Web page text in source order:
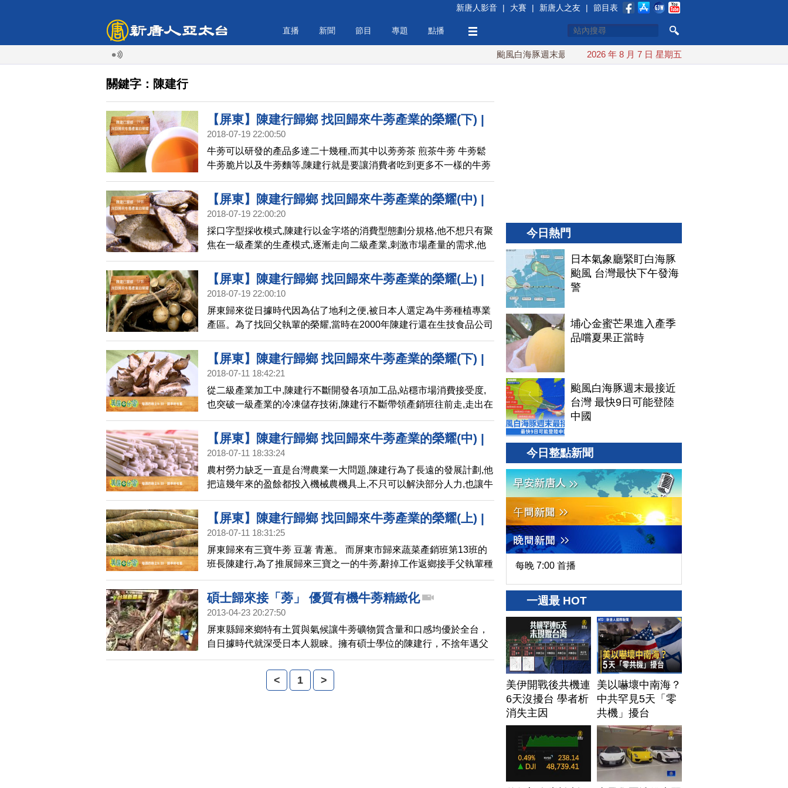
新唐人影音 | 大賽 | 新唐人之友 | 節目表
直播 新聞 節目 專題 點播
颱風白海豚週末最接近台灣 最快9日可能登陸中國
2026 年 8 月 7 日 星期五
關鍵字：陳建行
【屏東】陳建行歸鄉 找回歸來牛蒡產業的榮耀(下) |
產業 | 美麗心台灣(166)下
2018-07-19 22:00:50
牛蒡可以研發的產品多達二十幾種,而其中以蒡蒡茶 煎茶牛蒡 牛蒡鬆
牛蒡脆片以及牛蒡麵等,陳建行就是要讓消費者吃到更多不一樣的牛蒡
產品。牛蒡的生鮮保存冷凍技術,讓一年只有一收的歸來牛蒡,不再擔心
量多時如何在短時間賣完生鮮貨。產量穩定充足無法只靠單一農民去
達成,陳建行組織產銷班,也是集結大家的力量,讓牛蒡產業在農村的農
【屏東】陳建行歸鄉 找回歸來牛蒡產業的榮耀(中) |
產業 | 美麗心台灣(166)中
2018-07-19 22:00:20
採口字型採收模式,陳建行以金字塔的消費型態劃分規格,他不想只有聚
焦在一級產業的生產模式,逐漸走向二級產業,刺激市場產量的需求,他
帶動歸來牛蒡走向廣大的消費市場。以前慣行種植的牛蒡都以外銷鮮
食為主,但有機種植的牛蒡良率品質卻只有十分之一,而陳建行顛覆農民
的良率概念,整個田區能收的,不管蟲咬或是奇形怪狀不漂亮的牛蒡,陳
【屏東】陳建行歸鄉 找回歸來牛蒡產業的榮耀(上) |
產業 | 美麗心台灣(166)上
2018-07-19 22:00:10
屏東歸來從日據時代因為佔了地利之便,被日本人選定為牛蒡種植專業
產區。為了找回父執輩的榮耀,當時在2000年陳建行還在生技食品公司
上班,他同時在家鄉成立一個歸來社區發展協會產業推動小組。從種植
再到二級加工的研發技術,陳建行耗費大約8年的時間,技術趨近成熟
後,2008年他辭掉工作回到家鄉歸來全心投入牛蒡產業。
【屏東】陳建行歸鄉 找回歸來牛蒡產業的榮耀(下) |
產業 | 美麗心台灣(166)下預告
2018-07-11 18:42:21
從二級產業加工中,陳建行不斷開發各項加工品,站穩市場消費接受度,
也突破一級產業的冷凍儲存技術,陳建行不斷帶領產銷班往前走,走出在
地農業發展的無限可能。
【屏東】陳建行歸鄉 找回歸來牛蒡產業的榮耀(中) |
產業 | 美麗心台灣(166)中預告
2018-07-11 18:33:24
農村勞力缺乏一直是台灣農業一大問題,陳建行為了長遠的發展計劃,他
把這幾年來的盈餘都投入機械農機具上,不只可以解決部分人力,也讓牛
蒡產業的經營無後顧之憂,跟產銷班員一起合作,將牛蒡種植面積逐年增
加從一級產業拓展到二級加工產業。
【屏東】陳建行歸鄉 找回歸來牛蒡產業的榮耀(上) |
產業 | 美麗心台灣(166)上預告
2018-07-11 18:31:25
屏東歸來有三寶牛蒡 豆薯 青蔥。 而屏東市歸來蔬菜產銷班第13班的
班長陳建行,為了推展歸來三寶之一的牛蒡,辭掉工作返鄉接手父執輩種
植的牛蒡產業,以有機方式生產管理,他如何翻轉歸來牛蒡產業,把父執
輩種植牛蒡產業的榮耀找回來。
碩士歸來接「蒡」 優質有機牛蒡精緻化
2013-04-23 20:27:50
屏東縣歸來鄉特有土質與氣候讓牛蒡礦物質含量和口感均優於全台，
自日據時代就深受日本人親睞。擁有碩士學位的陳建行，不捨年邁父
母及從小陪伴到大的牛蒡產業，辭去科技公司經理返鄉接棒，愛鄉愛
土的心堅持有機種植，榮獲神農獎的肯定。
< 1 >
今日熱門
日本氣象廳緊盯白海豚
颱風 台灣最快下午發海
警
埔心金蜜芒果進入產季
品嚐夏果正當時
颱風白海豚週末最接近
台灣 最快9日可能登陸
中國
今日整點新聞
每晚 7:00 首播
一週最 HOT
美伊開戰後共機連
6天沒擾台 學者析
消失主因
美以嚇壞中南海？
中共罕見5天「零
共機」擾台